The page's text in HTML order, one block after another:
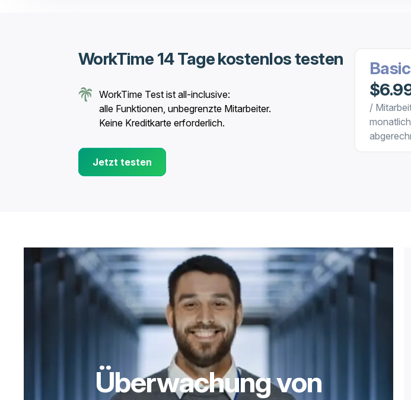
WorkTime 14 Tage kostenlos testen
WorkTime Test ist all-inclusive:
alle Funktionen, unbegrenzte Mitarbeiter.
Keine Kreditkarte erforderlich.
Jetzt testen
Basic
/
monatlich
Überwachung von